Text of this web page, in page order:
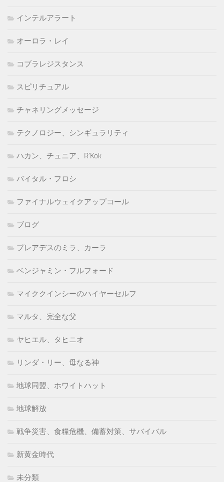
インテルアラート
オーロラ・レイ
コブラレジスタンス
スピリチュアル
チャネリングメッセージ
テクノロジー、シンギュラリティ
ハカン、チュニア、R'Kok
バイタル・フロシ
ファイナルウェイクアップコール
ブログ
プレアデスのミラ、カーラ
ベンジャミン・フルフォード
マイククインシーのハイヤーセルフ
マルタ、完全な父
ヤヒエル、タヒニオ
リンダ・リー、母なる神
地球同盟、ホワイトハット
地球解放
戦争災害、食糧危機、備蓄対策、サバイバル
新黄金時代
未分類